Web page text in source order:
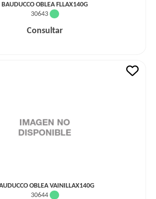
BAUDUCCO OBLEA FLLAX140G
30643
Consultar
OBLEA VAINILLAX140G
30644